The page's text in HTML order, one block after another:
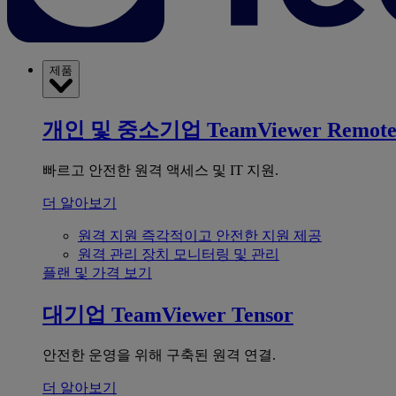
제품
개인 및 중소기업 TeamViewer Remote
빠르고 안전한 원격 액세스 및 IT 지원.
더 알아보기
원격 지원 즉각적이고 안전한 지원 제공
원격 관리 장치 모니터링 및 관리
플랜 및 가격 보기
대기업 TeamViewer Tensor
안전한 운영을 위해 구축된 원격 연결.
더 알아보기